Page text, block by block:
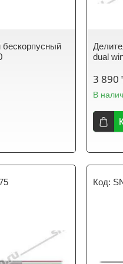
бескорпусный
dual
3 890
В